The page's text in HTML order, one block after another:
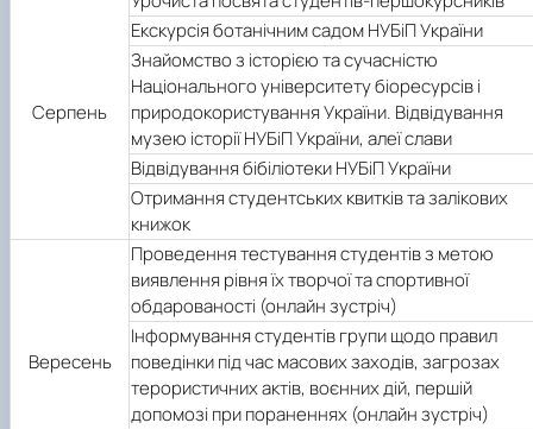
Підручники, навчальні посібники та
рекомендації для ОС "Бакалавр"
Наукові публікації студентів
Меморандуми, договори про співпрацю
Серпень
Екскурсія ботанічним садом НУБіП України
Знайомство з історією та сучасністю
Національного університету біоресурсів і
природокористування України. Відвідування
музею історії НУБіП України, алеї слави
Відвідування бібіліотеки НУБіП України
Отримання студентських квитків та залікових
книжок
Вересень
Проведення тестування студентів з метою
виявлення рівня їх творчої та спортивної
обдарованості (онлайн зустріч)
Інформування студентів групи щодо правил
поведінки під час масових заходів, загрозах
терористичних актів, воєнних дій, першій
допомозі при пораненнях (онлайн зустріч)